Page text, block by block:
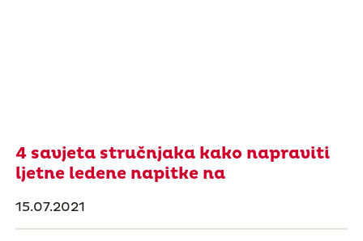
4 savjeta stručnjaka kako napraviti
ljetne ledene napitke na
15.07.2021